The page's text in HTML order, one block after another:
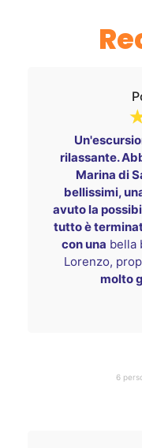
6
rilassante.
Marina di
bellissimi,
avuto la
tutto è
con una bella
Lorenzo,
molto